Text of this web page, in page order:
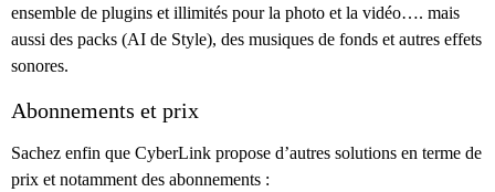
ensemble de plugins et illimités pour la photo et la vidéo…. mais
aussi des packs (AI de Style), des musiques de fonds et autres effets
sonores.
Abonnements et prix
Sachez enfin que CyberLink propose d’autres solutions en terme de
prix et notamment des abonnements :